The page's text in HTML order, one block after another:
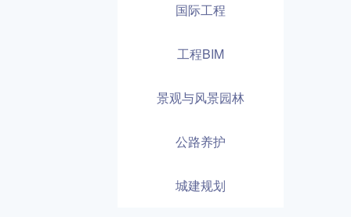
国际工程
工程BIM
景观与风景园林
公路养护
城建规划